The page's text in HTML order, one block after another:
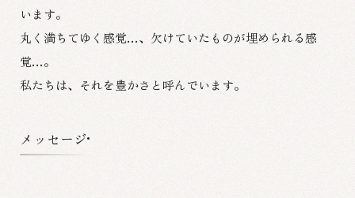
います。
丸く満ちてゆく感覚…、欠けていたものが埋められる感
覚…。
私たちは、それを豊かさと呼んでいます。
メッセージ